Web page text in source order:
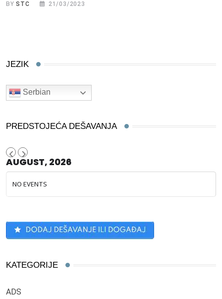
BYSTC 21/03/2023
JEZIK
Serbian
PREDSTOJEĆA DEŠAVANJA
AUGUST, 2026
NO EVENTS
KATEGORIJE
ADS